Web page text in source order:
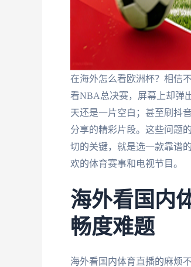
在海外怎么看欧洲杯？相信
看NBA总决赛，屏幕上却弹
天还是一片空白；甚至刷抖音
分享的精彩片段。这些问题
切的关键，就是选一款靠谱
欢的体育赛事和电视节目。
海外看国内
畅度难题
海外看国内体育直播的麻烦